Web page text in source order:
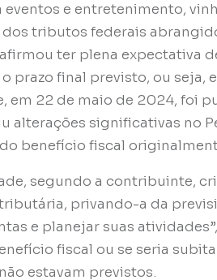
eventos e entretenimento,
tributos federais
ter plena expectativa
prazo final previsto, ou seja,
em 22 de maio de 2024, foi
alterações significativas no
benefício fiscal
segundo a contribuinte,
privando-a da
e planejar suas
fiscal ou se seria
estavam previstos.